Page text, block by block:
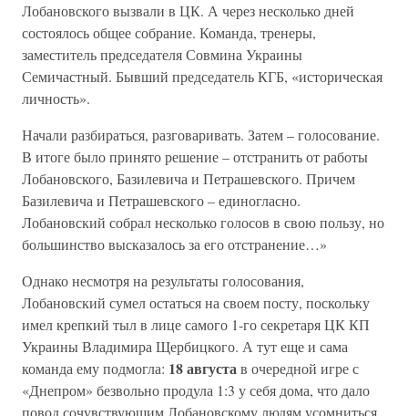
Лобановского вызвали в ЦК. А через несколько дней
состоялось общее собрание. Команда, тренеры,
заместитель председателя Совмина Украины
Семичастный. Бывший председатель КГБ, «историческая
личность».
Начали разбираться, разговаривать. Затем – голосование.
В итоге было принято решение – отстранить от работы
Лобановского, Базилевича и Петрашевского. Причем
Базилевича и Петрашевского – единогласно.
Лобановский собрал несколько голосов в свою пользу, но
большинство высказалось за его отстранение…»
Однако несмотря на результаты голосования,
Лобановский сумел остаться на своем посту, поскольку
имел крепкий тыл в лице самого 1-го секретаря ЦК КП
Украины Владимира Щербицкого. А тут еще и сама
команда ему подмогла: 18 августав очередной игре с
«Днепром» безвольно продула 1:3 у себя дома, что дало
повод сочувствующим Лобановскому людям усомниться